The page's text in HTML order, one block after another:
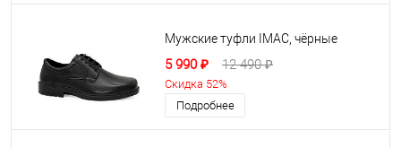
Мужские туфли IMAC, чёрные
5 990 ₽ 12 490 ₽
Скидка 52%
Подробнее